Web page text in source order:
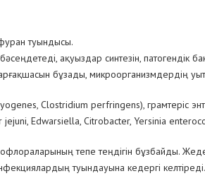
туындысы.
ақуыздар синтезін,
бұзады, микроорганизмдердің
Clostridium perfringens), грамтеріс
Edwarsiella, Citrobacter, Yersinia
тепе теңдігін бұзбайды.
туындауына кедергі келтіреді.